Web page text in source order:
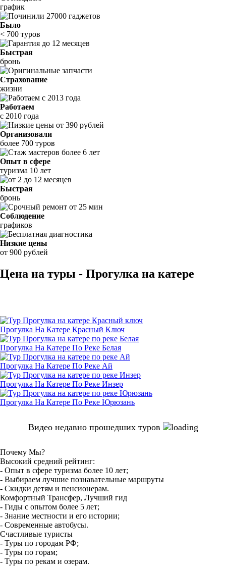
график
Было
< 700 туров
Быстрая
бронь
Страхование
жизни
Работаем
с 2010 года
Организовали
более 700 туров
Опыт в сфере
туризма 10 лет
Быстрая
бронь
Соблюдение
графиков
Низкие цены
от 900 рублей
Цена на туры - Прогулка на катере
Прогулка На Катере Красный Ключ
Прогулка На Катере По Реке Белая
Прогулка На Катере По Реке Ай
Прогулка На Катере По Реке Инзер
Прогулка На Катере По Реке Юрюзань
Видео недавно прошедших туров
Почему Мы?
Высокий средний рейтинг:
- Опыт в сфере туризма более 10 лет;
- Выбираем лучшие познавательные маршруты
- Скидки детям и пенсионерам.
Комфортный Трансфер, Лучший гид
- Гиды с опытом более 5 лет;
- Знание местности и его истории;
- Современные автобусы.
Счастливые туристы
- Туры по городам РФ;
- Туры по горам;
- Туры по рекам и озерам.